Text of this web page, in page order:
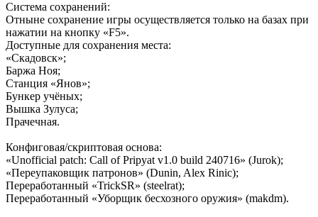
Система сохранений:
Отныне сохранение игры осуществляется только на базах при
нажатии на кнопку «F5».
Доступные для сохранения места:
«Скадовск»;
Баржа Ноя;
Станция «Янов»;
Бункер учёных;
Вышка Зулуса;
Прачечная.
Конфиговая/скриптовая основа:
«Unofficial patch: Call of Pripyat v1.0 build 240716» (Jurok);
«Переупаковщик патронов» (Dunin, Alex Rinic);
Переработанный «TrickSR» (steelrat);
Переработанный «Уборщик бесхозного оружия» (makdm).